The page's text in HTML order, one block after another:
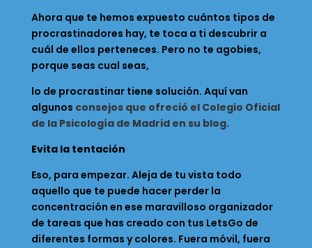
Ahora que te hemos expuesto cuántos tipos de
procrastinadores hay, te toca a ti descubrir a
cuál de ellos perteneces. Pero no te agobies,
porque seas cual seas,
lo de procrastinar tiene solución. Aquí van
algunos consejos que ofreció el Colegio Oficial
de la Psicología de Madrid en su blog.
Evita la tentación
Eso, para empezar. Aleja de tu vista todo
aquello que te puede hacer perder la
concentración en ese maravilloso organizador
de tareas que has creado con tus LetsGo de
diferentes formas y colores. Fuera móvil, fuera